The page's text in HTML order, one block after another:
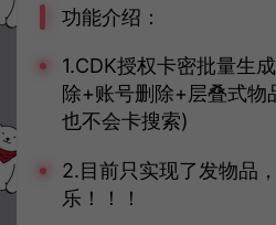
功能介绍：
1.CDK授权卡密批量生
除+账号删除+层叠式物
也不会卡搜索)
2.目前只实现了发物品
乐！！！